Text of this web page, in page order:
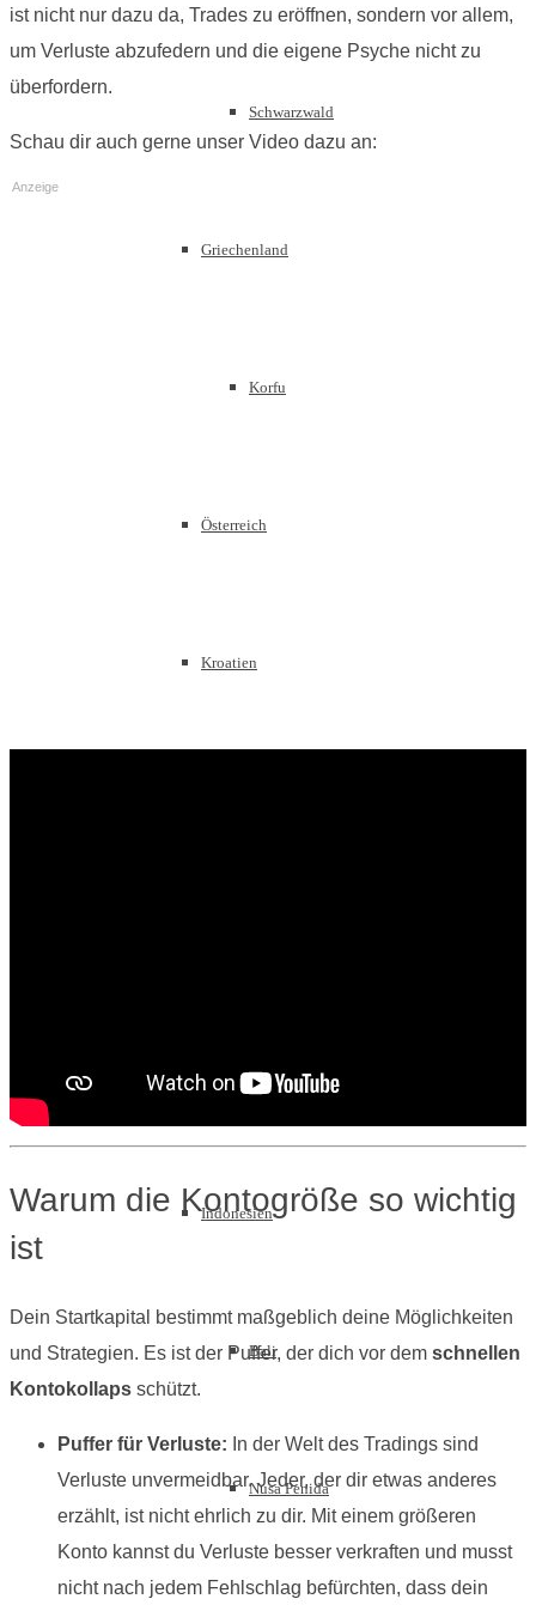
Schwarzwald
Griechenland
Korfu
Österreich
Kroatien
Asien
Indonesien
Bali
Nusa Penida
ist nicht nur dazu da, Trades zu eröffnen, sondern vor allem,
um Verluste abzufedern und die eigene Psyche nicht zu
überfordern.
Schau dir auch gerne unser Video dazu an:
Anzeige
Warum die Kontogröße so wichtig
ist
Dein Startkapital bestimmt maßgeblich deine Möglichkeiten
und Strategien. Es ist der Puffer, der dich vor dem schnellen
Kontokollaps schützt.
Puffer für Verluste: In der Welt des Tradings sind
Verluste unvermeidbar. Jeder, der dir etwas anderes
erzählt, ist nicht ehrlich zu dir. Mit einem größeren
Konto kannst du Verluste besser verkraften und musst
nicht nach jedem Fehlschlag befürchten, dass dein